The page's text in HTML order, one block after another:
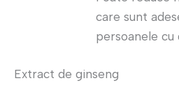
care sunt
persoanele cu
Extract de ginseng